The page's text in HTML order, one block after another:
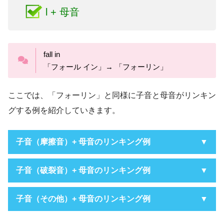
l + 母音
fall in
「フォール イン」→ 「フォーリン」
ここでは、「フォーリン」と同様に子音と母音がリンキン
グする例を紹介していきます。
子音（摩擦音）+ 母音のリンキング例
v + 母音
子音（破裂音）+ 母音のリンキング例
k + 母音
子音（その他）+ 母音のリンキング例